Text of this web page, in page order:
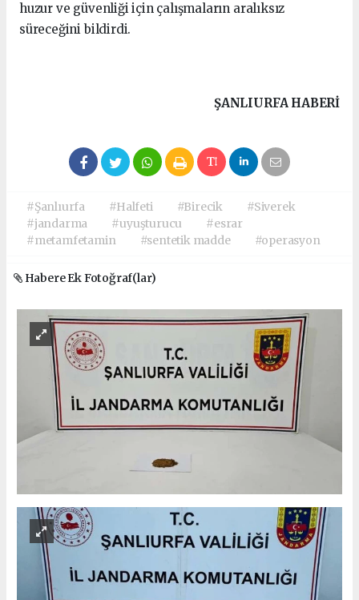
huzur ve güvenliği için çalışmaların aralıksız
süreceğini bildirdi.
ŞANLIURFA HABERİ
#Şanlıurfa #Halfeti #Birecik
#Siverek
#jandarma
#uyuşturucu
#esrar
#metamfetamin
#sentetik madde #operasyon
Habere Ek Fotoğraf(lar)